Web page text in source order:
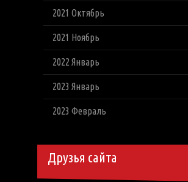
2021 Октябрь
2021 Ноябрь
2022 Январь
2023 Январь
2023 Февраль
Друзья сайта